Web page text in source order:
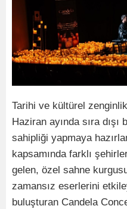
Tarihi ve kültürel
Haziran ayında sıra
sahipliği yapmaya
kapsamında farklı
gelen, özel sahne
zamansız eserlerini
buluşturan Candela